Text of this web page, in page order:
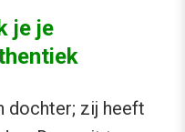
je je
dochter; zij heeft